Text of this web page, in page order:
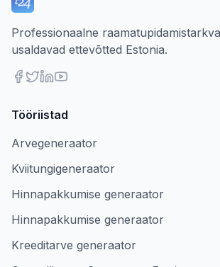
Professionaalne
usaldavad ettevõtted Estonia.
Tööriistad
Arvegeneraator
Kviitungigeneraator
Hinnapakkumise generaator
Hinnapakkumise generaator
Kreeditarve generaator